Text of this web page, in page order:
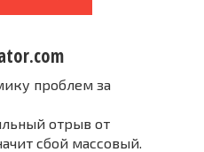
проблем за
отрыв от
сбой массовый.